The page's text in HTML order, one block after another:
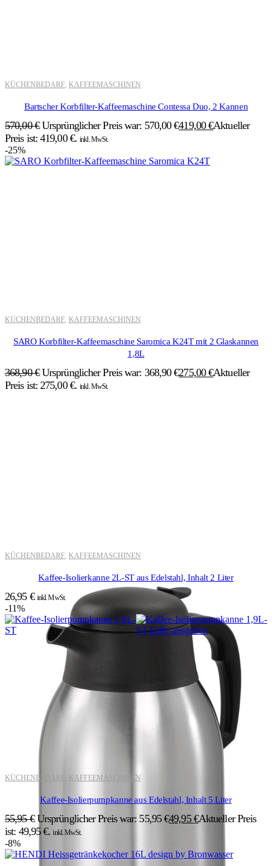
KÜCHENBEDARF KAFFEEMASCHINEN
Bartscher Korbfilter-Kaffeemaschine Contessa Duo, 2 Kannen
570,00€ Ursprünglicher Preis war: 570,00 €419,00€Aktueller
Preis ist: 419,00 €. inkl. MwSt.
-25%
KÜCHENBEDARF KAFFEEMASCHINEN
SARO Korbfilter-Kaffeemaschine Saromica K24T mit 2 Glaskannen
1,8L
368,90€ Ursprünglicher Preis war: 368,90 €275,00€Aktueller
Preis ist: 275,00 €. inkl. MwSt.
KÜCHENBEDARF KAFFEEMASCHINEN
Kaffee-Isolierkanne 2L-ST aus Edelstahl, Inhalt 2 Liter
26,95 € inkl. MwSt.
-11%
KÜCHENBEDARF KAFFEEMASCHINEN
Kaffee-Isolierpumpkanne aus Edelstahl, Inhalt 5 Liter
55,95€ Ursprünglicher Preis war: 55,95 €49,95€Aktueller Preis
ist: 49,95 €. inkl. MwSt.
-8%